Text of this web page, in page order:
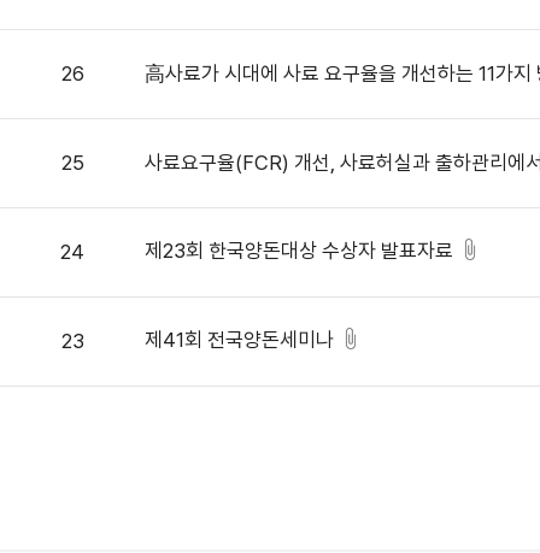
26 高사료가 시대에 사료 요구율을 개선하는 11가지
25 사료요구율(FCR) 개선, 사료허실과 출하관리에
24 제23회 한국양돈대상 수상자 발표자료
23 제41회 전국양돈세미나